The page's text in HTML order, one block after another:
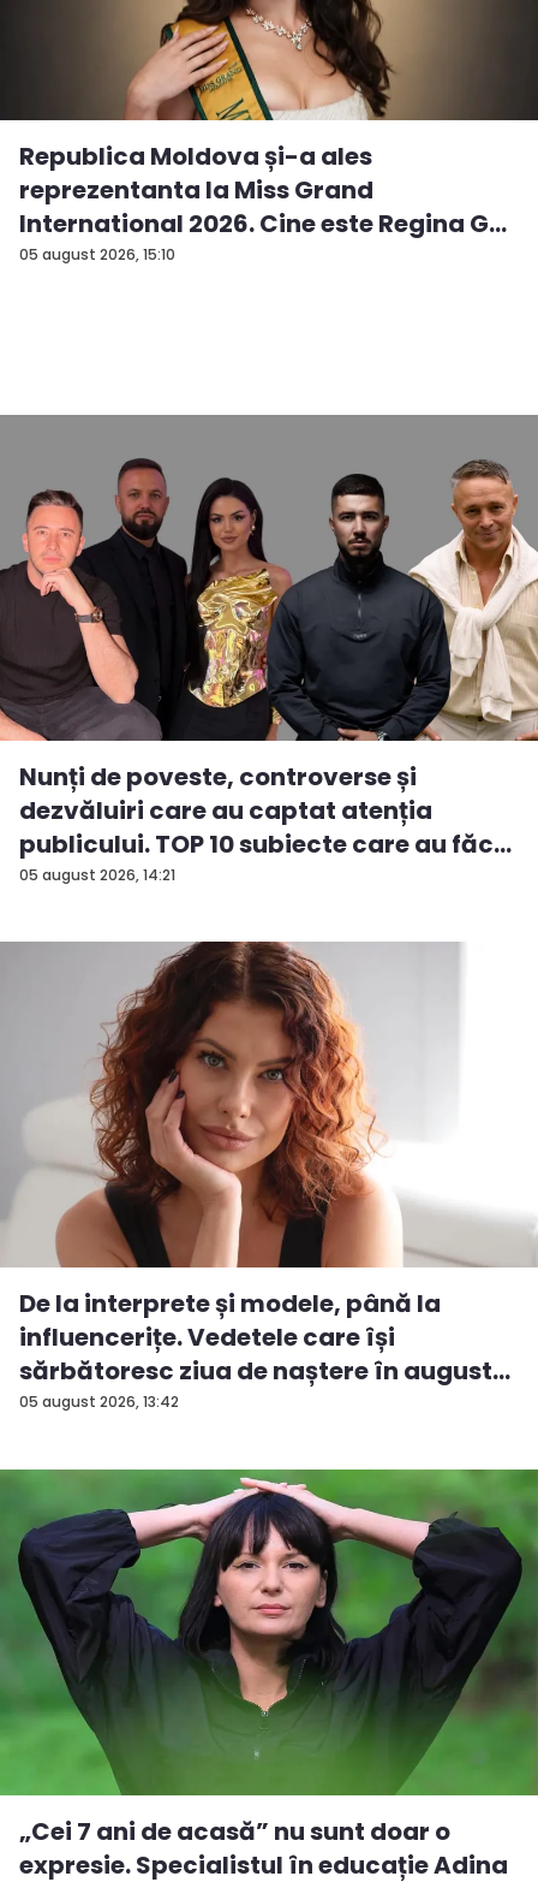
05 august 2026, 15:10
Republica Moldova și-a ales
reprezentanta la Miss Grand
International 2026. Cine este Regina G...
05 august 2026, 14:21
Nunți de poveste, controverse și
dezvăluiri care au captat atenția
publicului. TOP 10 subiecte care au făc...
05 august 2026, 13:42
De la interprete și modele, până la
influencerițe. Vedetele care își
sărbătoresc ziua de naștere în august...
„Cei 7 ani de acasă” nu sunt doar o
expresie. Specialistul în educație Adina